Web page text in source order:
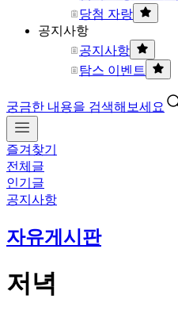
당첨 자랑
공지사항
공지사항
탐스 이벤트
궁금한 내용을 검색해보세요
즐겨찾기
전체글
인기글
공지사항
자유게시판
저녁